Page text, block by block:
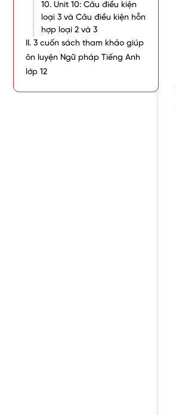
10. Unit 10: Câu điều kiện
loại 3 và Câu điều kiện hỗn
hợp loại 2 và 3
II. 3 cuốn sách tham khảo giúp
ôn luyện Ngữ pháp Tiếng Anh
lớp 12